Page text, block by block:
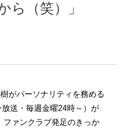
ら（笑）」
がパーソナリティを務める
送・毎週金曜24時～）が
ァンクラブ発足のきっか